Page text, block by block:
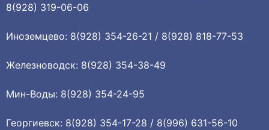
8(928) 319-06-06
Иноземцево: 8(928) 354-26-21 / 8(928) 818-77-53
Железноводск: 8(928) 354-38-49
Мин-Воды: 8(928) 354-24-95
Георгиевск: 8(928) 354-17-28 / 8(996) 631-56-10